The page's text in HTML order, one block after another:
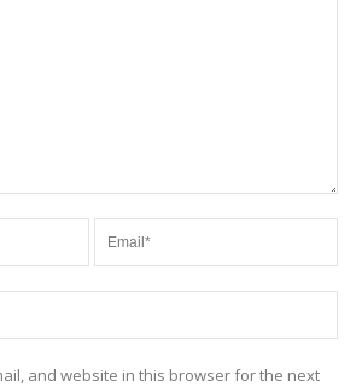
and website in this browser for the next